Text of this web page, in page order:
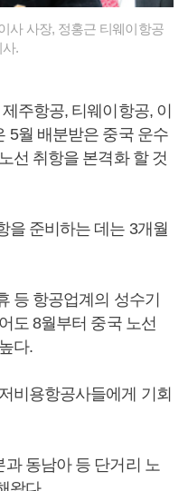
사 사장, 정홍근 티웨이항공
.
주항공, 티웨이항공, 이
5월 배분받은 중국 운수
선 취항을 본격화 할 것
을 준비하는 데는 3개월
등 항공업계의 성수기
도 8월부터 중국 노선
다.
비용항공사들에게 기회
동남아 등 단거리 노